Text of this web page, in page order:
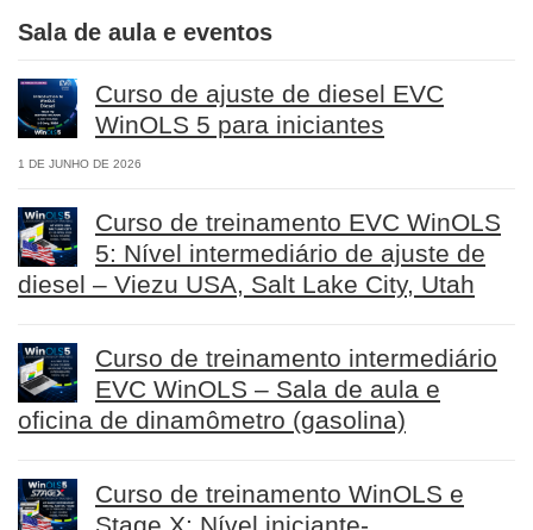
Sala de aula e eventos
Curso de ajuste de diesel EVC
WinOLS 5 para iniciantes
1 DE JUNHO DE 2026
Curso de treinamento EVC WinOLS
5: Nível intermediário de ajuste de
diesel – Viezu USA, Salt Lake City, Utah
Curso de treinamento intermediário
EVC WinOLS – Sala de aula e
oficina de dinamômetro (gasolina)
Curso de treinamento WinOLS e
Stage X: Nível iniciante-